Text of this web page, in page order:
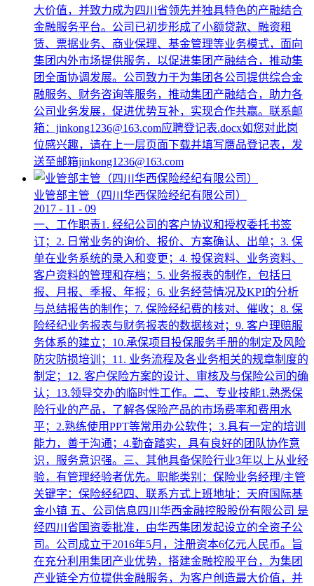
大价值，并致力成为四川省领先并独具特色的产融结合
金融服务平台。公司已初步形成了小额贷款、融资租
赁、票据业务、商业保理、基金管理等业务模式，面向
集团内外市场提供服务，以促进集团产融结合，推动集
团全面协调发展。公司致力于为集团各公司提供综合金
融服务、财务咨询等服务，推动集团产融结合，助力各
公司业务发展，促进优势互补，实现合作共赢。联系邮
箱：jinkong1236@163.com应聘登记表.docx如您对此岗
位感兴趣，请在上一层页面下载并填写赝品登记表，发
送至邮箱jinkong1236@163.com
业管部主管（四川华西保险经纪有限公司）
2017 - 11 - 09
一、工作职责1. 经纪公司的客户协议和授权委托书签
订；2. 日常业务的询价、报价、方案确认、出单；3. 保
单在业务系统的录入和变更；4. 投保资料、业务资料、
客户资料的管理和存档；5. 业务报表的制作，包括日
报、月报、季报、年报；6. 业务经营情况及KPI的分析
与总结报告的制作；7. 保险经纪费的核对、催收；8. 保
险经纪业务报表与财务报表的数据核对；9. 客户理赔服
务体系的建立；10.承保项目投保服务手册的制定及风险
防灾防损培训；11. 业务流程及各业务相关的规章制度的
制定；12. 客户保险方案的设计、审核及与保险公司的确
认；13.领导交办的临时性工作。二、专业技能1.熟悉保
险行业的产品，了解各保险产品的市场费率和费用水
平；2.熟练使用PPT等常用办公软件；3.具有一定的培训
能力，善于沟通；4.勤奋踏实，具有良好的团队协作意
识，服务意识强。三、其他具备保险行业3年以上从业经
验，有管理经验者优先。职能类别：保险业务经理/主管
关键字：保险经纪四、联系方式上班地址：天府国际基
金小镇 五、公司信息四川华西金融控股股份有限公司 是
经四川省国资委批准，由华西集团发起设立的全资子公
司。公司成立于2016年5月，注册资本6亿元人民币。旨
在充分利用集团产业优势，搭建金融控股平台，为集团
产业链全方位提供金融服务，为客户创造最大价值，并